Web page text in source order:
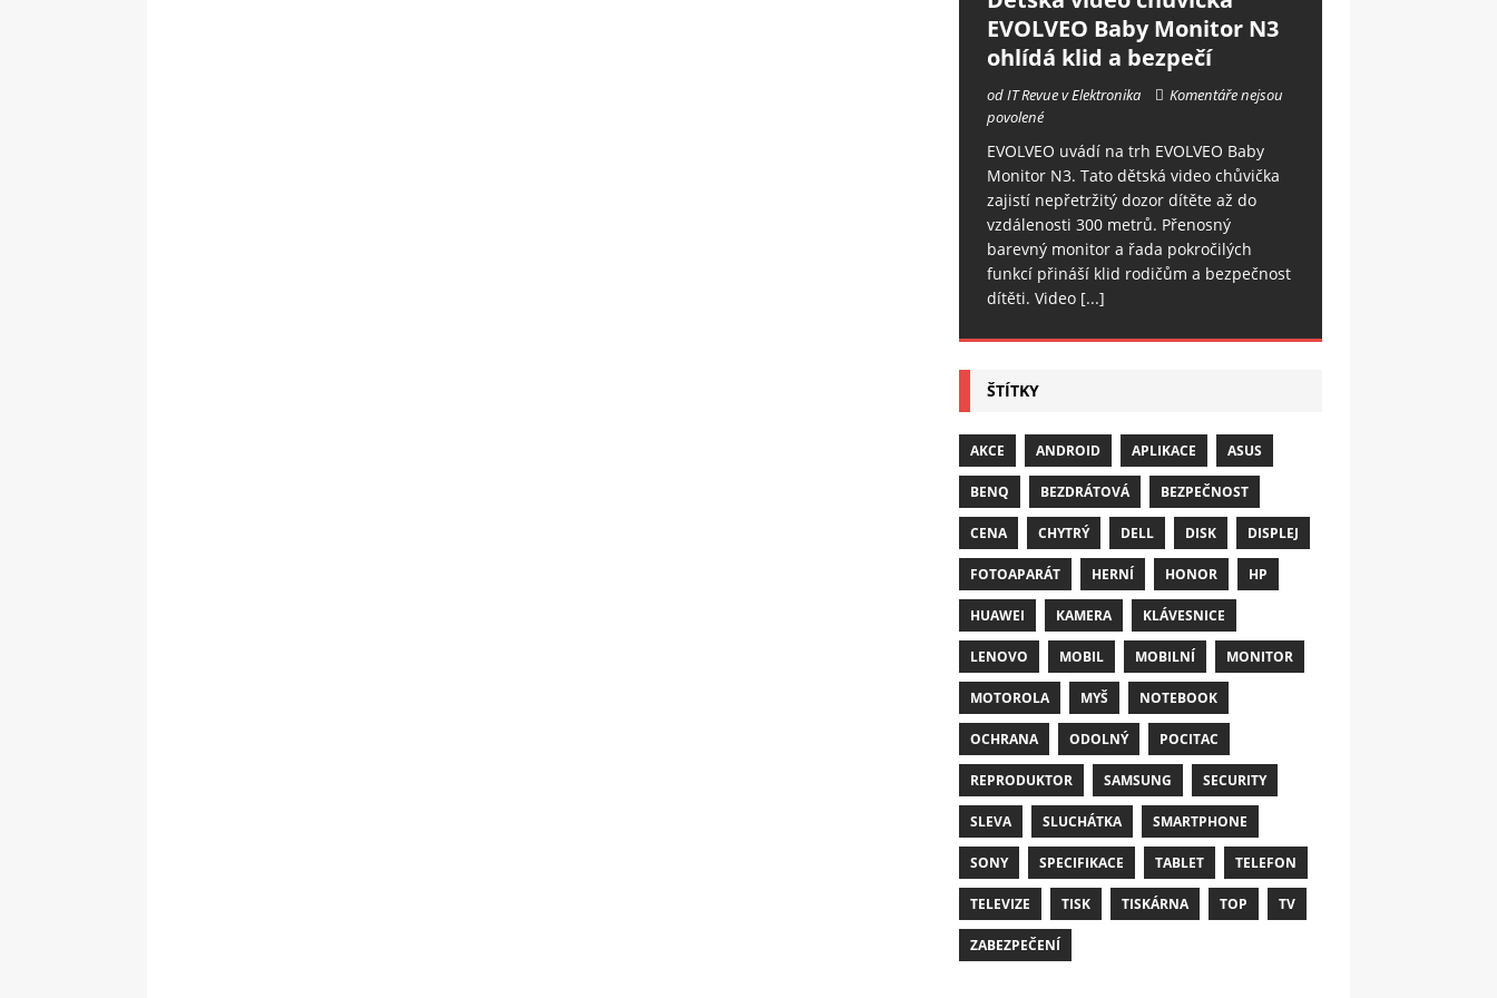
EVOLVEO Baby Monitor N3
ohlídá klid a bezpečí
od IT Revue v Elektronika
Komentáře nejsou
povolené
EVOLVEO uvádí na trh EVOLVEO Baby
Monitor N3. Tato dětská video chůvička
zajistí nepřetržitý dozor dítěte až do
vzdálenosti 300 metrů. Přenosný
barevný monitor a řada pokročilých
funkcí přináší klid rodičům a bezpečnost
dítěti. Video [...]
ŠTÍTKY
AKCE ANDROID APLIKACE ASUS
BENQ BEZDRÁTOVÁ BEZPEČNOST
CENA CHYTRÝ DELL DISK DISPLEJ
FOTOAPARÁT HERNÍ HONOR HP
HUAWEI KAMERA KLÁVESNICE
LENOVO MOBIL MOBILNÍ MONITOR
MOTOROLA MYŠ NOTEBOOK
OCHRANA ODOLNÝ POCITAC
REPRODUKTOR SAMSUNG SECURITY
SLEVA SLUCHÁTKA SMARTPHONE
SONY SPECIFIKACE TABLET TELEFON
TELEVIZE TISK TISKÁRNA TOP TV
ZABEZPEČENÍ